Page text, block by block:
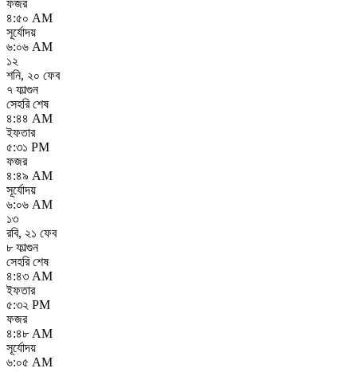
ফজর
৪:৫০ AM
সূর্যোদয়
৬:০৬ AM
১২
শনি, ২০ ফেব
৭ ফাল্গুন
সেহরি শেষ
৪:৪৪ AM
ইফতার
৫:৩১ PM
ফজর
৪:৪৯ AM
সূর্যোদয়
৬:০৬ AM
১৩
রবি, ২১ ফেব
৮ ফাল্গুন
সেহরি শেষ
৪:৪৩ AM
ইফতার
৫:৩২ PM
ফজর
৪:৪৮ AM
সূর্যোদয়
৬:০৫ AM